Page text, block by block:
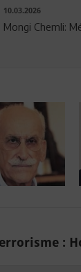
10.03.2026
Mongi Chemli:
: